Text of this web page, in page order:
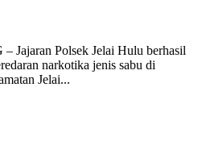
Jajaran Polsek Jelai Hulu berhasil
narkotika jenis sabu di
Jelai...